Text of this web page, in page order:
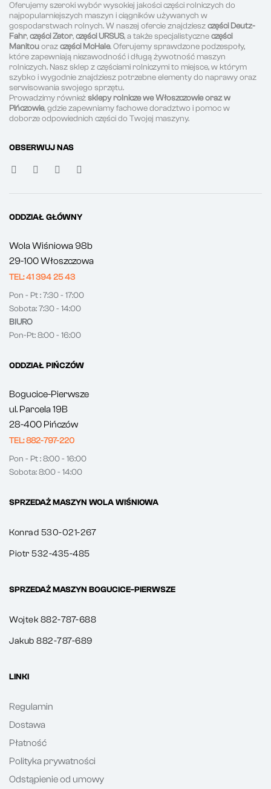
Oferujemy szeroki wybór wysokiej jakości części rolniczych do
najpopularniejszych maszyn i ciągników używanych w
gospodarstwach rolnych. W naszej ofercie znajdzieszczęści Deutz-
Fahr,części Zetor,części URSUS, a także specjalistyczneczęści
Manitouorazczęści McHale. Oferujemy sprawdzone podzespoły,
które zapewniają niezawodność i długą żywotność maszyn
rolniczych. Nasz sklep z częściami rolniczymi to miejsce, w którym
szybko i wygodnie znajdziesz potrzebne elementy do naprawy oraz
serwisowania swojego sprzętu.
Prowadzimy równieżsklepy rolnicze we Włoszczowie oraz w
Pińczowie, gdzie zapewniamy fachowe doradztwo i pomoc w
doborze odpowiednich części do Twojej maszyny.
OBSERWUJ NAS
ODDZIAŁ GŁÓWNY
Wola Wiśniowa 98b
29-100 Włoszczowa
TEL: 41 394 25 43
Pon - Pt : 7:30 - 17:00
Sobota: 7:30 - 14:00
BIURO
Pon-Pt: 8:00 - 16:00
ODDZIAŁ PIŃCZÓW
Bogucice-Pierwsze
ul. Parcela 19B
28-400 Pińczów
TEL: 882-797-220
Pon - Pt : 8:00 - 16:00
Sobota: 8:00 - 14:00
SPRZEDAŻ MASZYN WOLA WIŚNIOWA
Konrad 530-021-267
Piotr 532-435-485
SPRZEDAŻ MASZYN BOGUCICE-PIERWSZE
Wojtek 882-787-688
Jakub 882-787-689
LINKI
Regulamin
Dostawa
Płatność
Polityka prywatności
Odstąpienie od umowy